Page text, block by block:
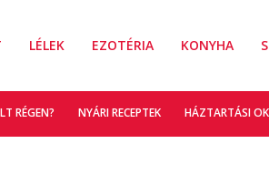
LÉLEK EZOTÉRIA KONYHA
RÉGEN? NYÁRI RECEPTEK HÁZTARTÁSI